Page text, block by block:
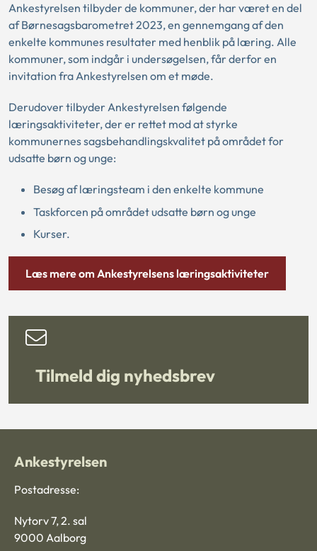
Ankestyrelsen tilbyder de kommuner, der har været en del
af Børnesagsbarometret 2023, en gennemgang af den
enkelte kommunes resultater med henblik på læring. Alle
kommuner, som indgår i undersøgelsen, får derfor en
invitation fra Ankestyrelsen om et møde.
Derudover tilbyder Ankestyrelsen følgende
læringsaktiviteter, der er rettet mod at styrke
kommunernes sagsbehandlingskvalitet på området for
udsatte børn og unge:
Besøg af læringsteam i den enkelte kommune
Taskforcen på området udsatte børn og unge
Kurser.
Læs mere om Ankestyrelsens læringsaktiviteter
Tilmeld dig nyhedsbrev
Ankestyrelsen
Postadresse:
Nytorv 7, 2. sal
9000 Aalborg